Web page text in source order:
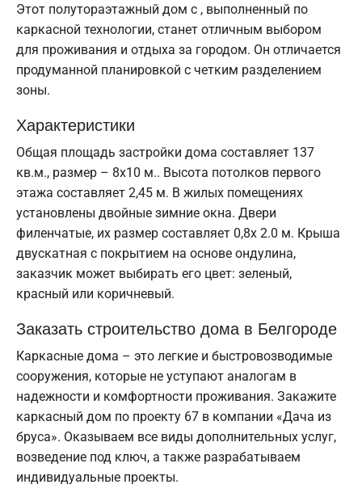
Этот полутораэтажный дом с , выполненный по
каркасной технологии, станет отличным выбором
для проживания и отдыха за городом. Он отличается
продуманной планировкой с четким разделением
зоны.
Характеристики
Общая площадь застройки дома составляет 137
кв.м., размер – 8х10 м.. Высота потолков первого
этажа составляет 2,45 м. В жилых помещениях
установлены двойные зимние окна. Двери
филенчатые, их размер составляет 0,8x 2.0 м. Крыша
двускатная с покрытием на основе ондулина,
заказчик может выбирать его цвет: зеленый,
красный или коричневый.
Заказать строительство дома в Белгороде
Каркасные дома – это легкие и быстровозводимые
сооружения, которые не уступают аналогам в
надежности и комфортности проживания. Закажите
каркасный дом по проекту 67 в компании «Дача из
бруса». Оказываем все виды дополнительных услуг,
возведение под ключ, а также разрабатываем
индивидуальные проекты.